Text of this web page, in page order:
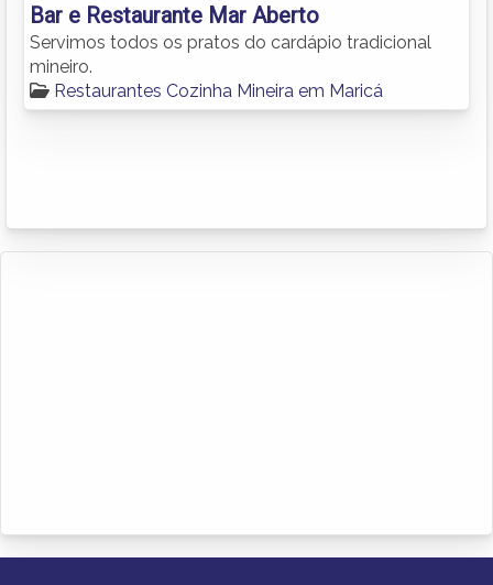
Bar e Restaurante Mar Aberto
Servimos todos os pratos do cardápio tradicional
mineiro.
Restaurantes Cozinha Mineira em Maricá